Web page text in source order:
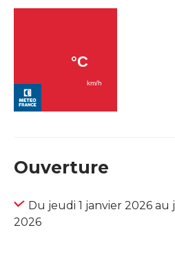
Ouverture
Du jeudi 1 janvier 2026
2026